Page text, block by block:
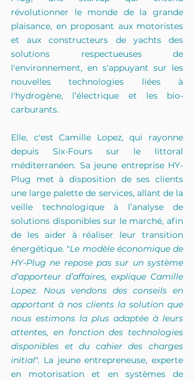
révolutionner le monde de la grande
plaisance, en proposant aux motoristes
et aux constructeurs de yachts des
solutions respectueuses de
l'environnement, en s'appuyant sur les
nouvelles technologies liées à
l'hydrogène, l’électrique et les bio-
carburants.
Elle, c'est Camille Lopez, qui rayonne
depuis Six-Fours sur le littoral
méditerranéen. Sa jeune entreprise HY-
Plug met à disposition de ses clients
une large palette de services, allant de la
veille technologique à l’analyse de
solutions disponibles sur le marché, afin
de les aider à réaliser leur transition
énergétique. "Le modèle économique de
HY-Plug ne repose pas sur un système
d’apporteur d’affaires, explique Camille
Lopez. Nous vendons des conseils en
apportant à nos clients la solution que
nous estimons la plus adaptée à leurs
attentes, en fonction des technologies
disponibles et du cahier des charges
initial". La jeune entrepreneuse, experte
en motorisation et en systèmes de